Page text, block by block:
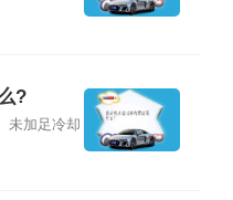
?
未加足冷却